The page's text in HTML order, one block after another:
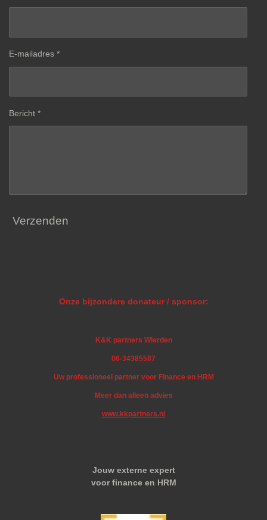
E-mailadres *
Bericht *
Verzenden
Onze bijzondere donateur / sponsor:
K&K partners Wierden
06-34385587
Uw professioneel partner voor Finance en HRM
Meer dan alleen advies
www.kkpartners.nl
Jouw externe expert
voor finance en HRM